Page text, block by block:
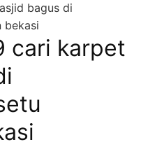
bagus di
bekasi
cari karpet